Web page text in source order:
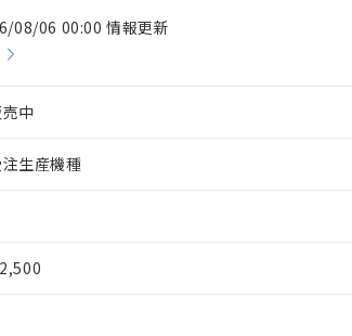
08/06 00:00 情報更新
中
生産機種